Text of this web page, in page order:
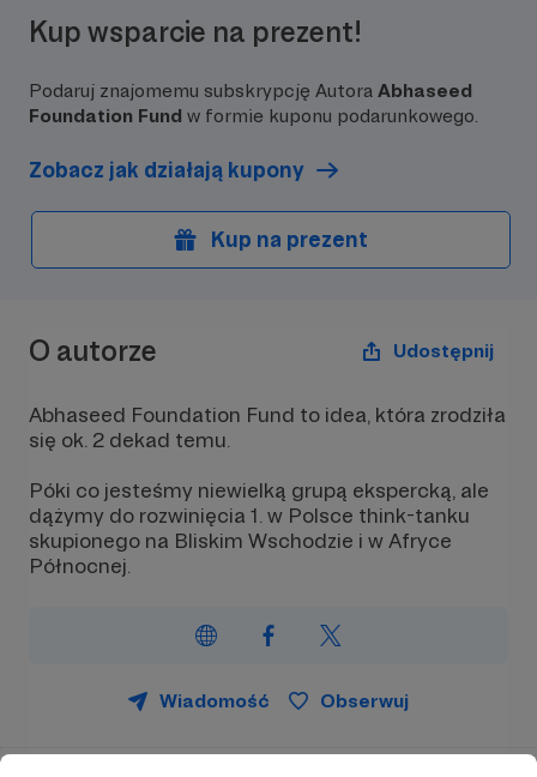
przemieniać się w mity
sieciospołeczne, to nie omieszkamy
Kup wsparcie na prezent!
Podaruj znajomemu subskrypcję Autora Abhaseed
Foundation Fund w formie kuponu podarunkowego.
Zobacz jak działają kupony
Kup na prezent
O autorze Udostępnij
Abhaseed Foundation Fund to idea, która zrodziła
się ok. 2 dekad temu.
Póki co jesteśmy niewielką grupą ekspercką, ale
dążymy do rozwinięcia 1. w Polsce think-tanku
skupionego na Bliskim Wschodzie i w Afryce
Północnej.
Wiadomość Obserwuj